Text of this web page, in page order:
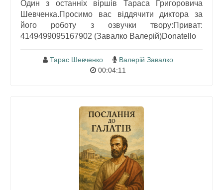
Один з останніх віршів Тараса Григоровича
Шевченка.Просимо вас віддячити диктора за
його роботу з озвучки твору:Приват:
4149499095167902 (Завалко Валерій)Donatello
Тарас Шевченко
Валерій Завалко
00:04:11